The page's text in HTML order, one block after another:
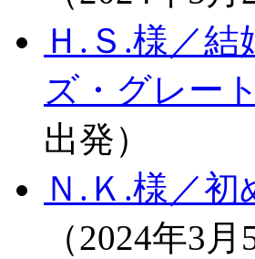
Ｈ.Ｓ.様／
ズ・グレー
出発）
Ｎ.Ｋ.様／
（2024年3